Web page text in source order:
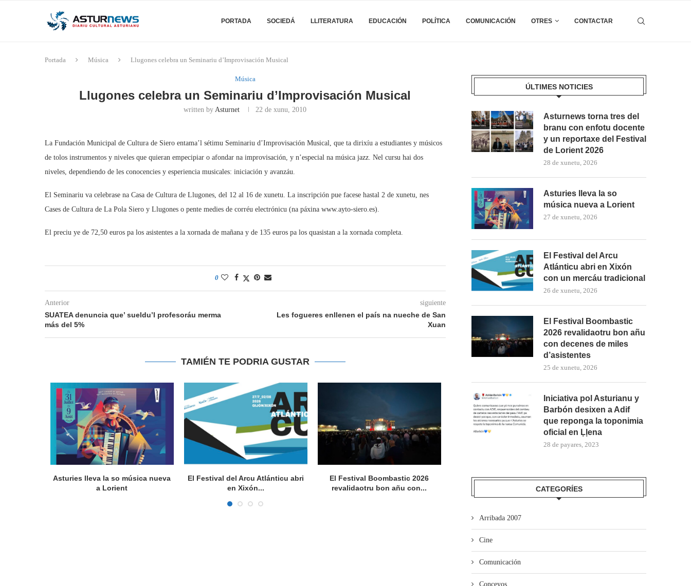
PORTADA SOCIEDÁ LLITERATURA EDUCACIÓN POLÍTICA COMUNICACIÓN OTRES CONTACTAR
Portada Música Llugones celebra un Seminariu d’Improvisación Musical
Música
Llugones celebra un Seminariu d’Improvisación Musical
written byAsturnet 22 de xunu, 2010
La Fundación Municipal de Cultura de Siero entama’l sétimu Seminariu d’Improvisación Musical, que ta dirixíu a estudiantes y músicos
de tolos instrumentos y niveles que quieran empecipiar o afondar na improvisación, y n’especial na música jazz. Nel cursu hai dos
niveles, dependiendo de les conocencies y esperiencia musicales: iniciación y avanzáu.
El Seminariu va celebrase na Casa de Cultura de Llugones, del 12 al 16 de xunetu. La inscripción pue facese hastal 2 de xunetu, nes
Cases de Cultura de La Pola Siero y Llugones o pente medies de corréu electrónicu (na páxina www.ayto-siero.es).
El preciu ye de 72,50 euros pa los asistentes a la xornada de mañana y de 135 euros pa los quasistan a la xornada completa.
0
Anterior
SUATEA denuncia que’ sueldu’l profesoráu merma
más del 5%
siguiente
Les fogueres enllenen el país na nueche de San
Xuan
TAMIÉN TE PODRIA GUSTAR
Asturies lleva la so música nueva
a Lorient
El Festival del Arcu Atlánticu abri
en Xixón...
El Festival Boombastic 2026
revalidaotru bon añu con...
Semando Son amuesa’l nuevu folk
El Trasiegu Fest va tener
ÚLTIMES NOTICIES
Asturnews torna tres del
branu con enfotu docente
y un reportaxe del Festival
de Lorient 2026
28 de xunetu, 2026
Asturies lleva la so
música nueva a Lorient
27 de xunetu, 2026
El Festival del Arcu
Atlánticu abri en Xixón
con un mercáu tradicional
26 de xunetu, 2026
El Festival Boombastic
2026 revalidaotru bon añu
con decenes de miles
d’asistentes
25 de xunetu, 2026
Iniciativa pol Asturianu y
Barbón desixen a Adif
que reponga la toponimia
oficial en Ḷḷena
28 de payares, 2023
CATEGORÍES
Arribada 2007
Cine
Comunicación
Conceyos